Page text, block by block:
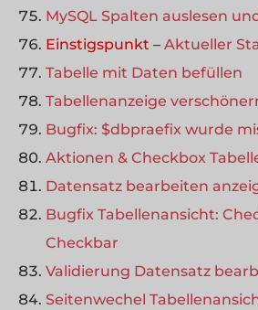
MySQL Spalten auslesen
Einstigspunkt – Aktueller
Tabelle mit Daten befüllen
Tabellenanzeige
Bugfix: $dbpraefix wurde
Aktionen & Checkbox
Datensatz bearbeiten
Bugfix Tabellenansicht:
Checkbar
Validierung Datensatz
Seitenwechel